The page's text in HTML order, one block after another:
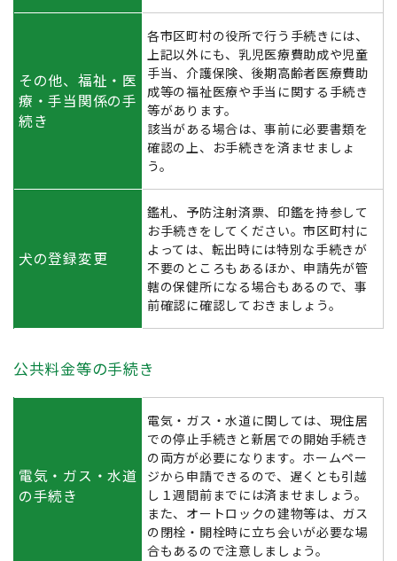
その他、福祉・医
療・手当関係の手
続き
各市区町村の役所で行う手続きには、
上記以外にも、乳児医療費助成や児童
手当、介護保険、後期高齢者医療費助
成等の福祉医療や手当に関する手続き
等があります。
該当がある場合は、事前に必要書類を
確認の上、お手続きを済ませましょ
う。
犬の登録変更
鑑札、予防注射済票、印鑑を持参して
お手続きをしてください。市区町村に
よっては、転出時には特別な手続きが
不要のところもあるほか、申請先が管
轄の保健所になる場合もあるので、事
前確認に確認しておきましょう。
公共料金等の手続き
電気・ガス・水道
の手続き
電気・ガス・水道に関しては、現住居
での停止手続きと新居での開始手続き
の両方が必要になります。ホームペー
ジから申請できるので、遅くとも引越
し１週間前までには済ませましょう。
また、オートロックの建物等は、ガス
の閉栓・開栓時に立ち会いが必要な場
合もあるので注意しましょう。